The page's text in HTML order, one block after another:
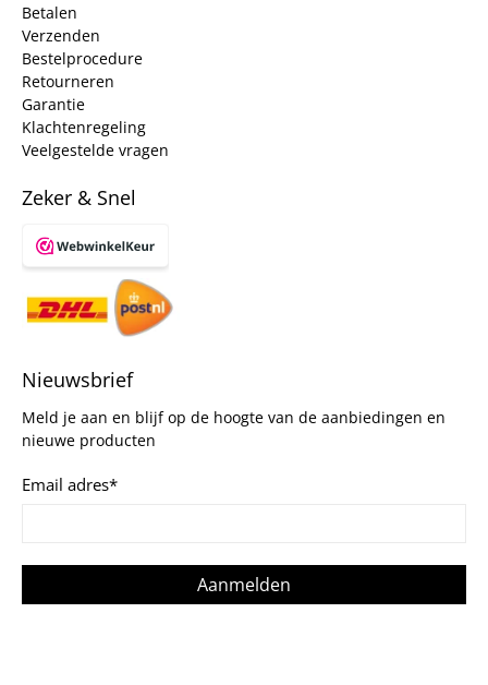
Betalen
Verzenden
Bestelprocedure
Retourneren
Garantie
Klachtenregeling
Veelgestelde vragen
Zeker & Snel
Nieuwsbrief
Meld je aan en blijf op de hoogte van de aanbiedingen en
nieuwe producten
Email adres*
Aanmelden